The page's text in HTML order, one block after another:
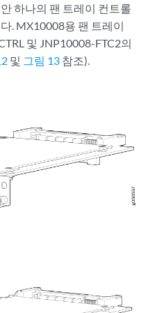
하나의 팬 트레이 컨트롤
. MX10008용 팬 트레이
및 JNP10008-FTC2의
및 그림 13 참조).